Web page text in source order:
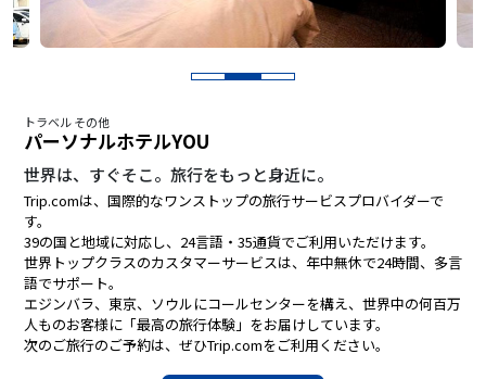
トラベル その他
パーソナルホテルYOU
世界は、すぐそこ。旅行をもっと身近に。
Trip.comは、国際的なワンストップの旅行サービスプロバイダーで
す。
39の国と地域に対応し、24言語・35通貨でご利用いただけます。
世界トップクラスのカスタマーサービスは、年中無休で24時間、多言
語でサポート。
エジンバラ、東京、ソウルにコールセンターを構え、世界中の何百万
人ものお客様に「最高の旅行体験」をお届けしています。
次のご旅行のご予約は、ぜひTrip.comをご利用ください。